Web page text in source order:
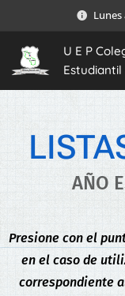
Lunes
U E P
Estudiantil
AÑO
Presione con el
en el caso de
correspondiente